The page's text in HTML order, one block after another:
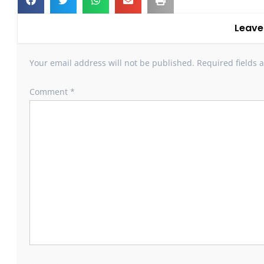
Your email address will not be published. Required fields
Comment *